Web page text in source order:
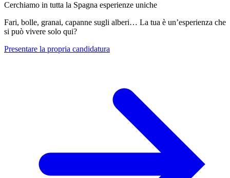
Cerchiamo in tutta la Spagna esperienze uniche
Fari, bolle, granai, capanne sugli alberi… La tua è un’esperienza che
si può vivere solo qui?
Presentare la propria candidatura